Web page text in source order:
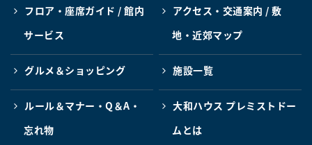
フロア・座席ガイド / 館内
サービス
アクセス・交通案内 / 敷
地・近郊マップ
グルメ＆ショッピング 施設一覧
ルール＆マナー・Q＆A・
忘れ物
大和ハウス プレミストドー
ムとは